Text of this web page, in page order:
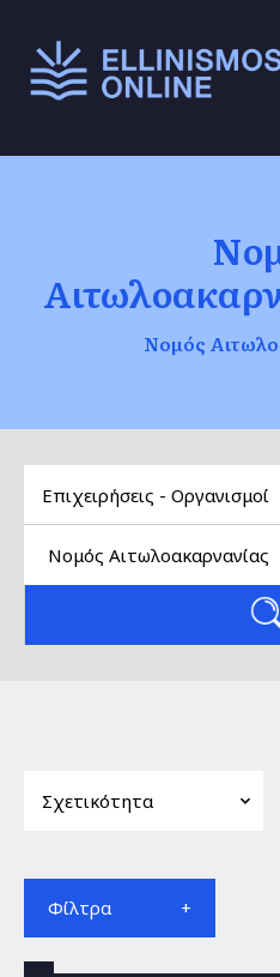
κυρίως
Νομός
Φίλτρα